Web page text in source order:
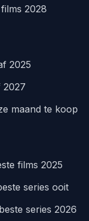
2028
2025
2027
maand te koop
films 2025
series ooit
series 2026